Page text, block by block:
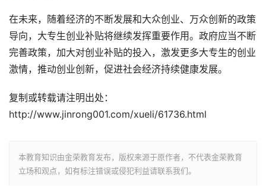
在未来，随着经济的不断发展和大众创业、万众创新的政策
导向，大专生创业补贴将继续发挥重要作用。政府应当不断
完善政策，加大对创业补贴的投入，激发更多大专生的创业
激情，推动创业创新，促进社会经济持续健康发展。
复制或转载请注明出处：
http://www.jinrong001.com/xueli/61736.html
本教育知识由金荣教育发布，版权来源于原作者，不代表金荣教育
立场和观点，如有标注错误或侵犯利益请联系我们。